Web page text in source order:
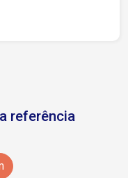
referência